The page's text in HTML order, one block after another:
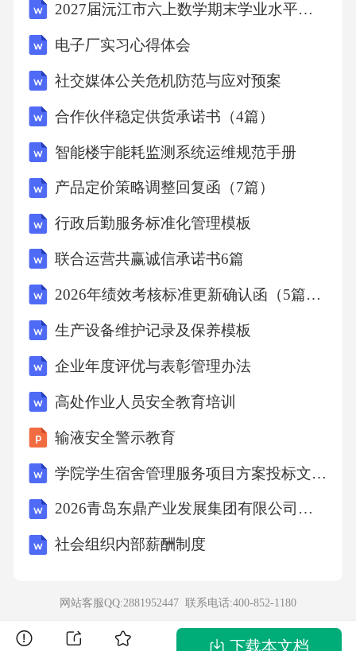
A.Onabus.B.Inaclassroom.C.Inanewsstudio.
12.Whatdoesthemanthinkofsocialmediaplatforms?
A.Theyofferone-sidedcontent.B.Theytelluninteresti
13.Whatarethespeakersmainlytalkingabout?
A.Differentlifestyles.B.Sourcesofnews.C.Waystosta
yawake.
14.Whatservicedoesthewomantrytosell?
A.Medicalinsurance.B.Computerlessons.C.Aclubm
embership.
h.C.Healreadyhasafitnessroutine.
2027届沅江市六上数学期末学业水平测试试题含解析
电子厂实习心得体会
社交媒体公关危机防范与应对预案
合作伙伴稳定供货承诺书（4篇）
智能楼宇能耗监测系统运维规范手册
产品定价策略调整回复函（7篇）
行政后勤服务标准化管理模板
联合运营共赢诚信承诺书6篇
2026年绩效考核标准更新确认函（5篇）范文
生产设备维护记录及保养模板
企业年度评优与表彰管理办法
高处作业人员安全教育培训
输液安全警示教育
学院学生宿舍管理服务项目方案投标文件（技术方案）
2026青岛东鼎产业发展集团有限公司招聘笔试备考题库及答案解析
社会组织内部薪酬制度
网站客服QQ:2881952447 联系电话:400-852-1180
下载本文档